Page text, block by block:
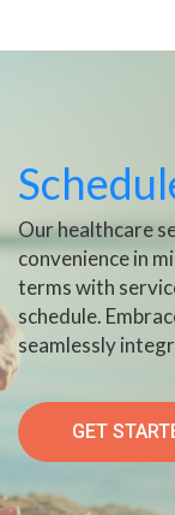
Our healthcare
convenience in
terms with
schedule.
seamlessly
GET